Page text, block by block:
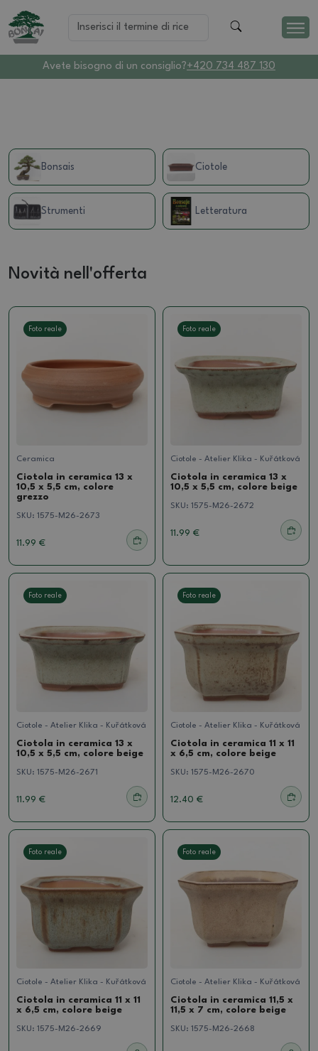
Avete bisogno di un consiglio?+420 734 487 130
Bonsais Ciotole
Strumenti Letteratura
Novità nell'offerta
Foto reale
Ceramica
Ciotola in ceramica 13 x
10,5 x 5,5 cm, colore
grezzo
SKU: 1575-M26-2673
11.99 €
Foto reale
Ciotole - Atelier Klika - Kuřátková
Ciotola in ceramica 13 x
10,5 x 5,5 cm, colore beige
SKU: 1575-M26-2672
11.99 €
Foto reale
Ciotole - Atelier Klika - Kuřátková
Ciotola in ceramica 13 x
10,5 x 5,5 cm, colore beige
SKU: 1575-M26-2671
11.99 €
Foto reale
Ciotole - Atelier Klika - Kuřátková
Ciotola in ceramica 11 x 11
x 6,5 cm, colore beige
SKU: 1575-M26-2670
12.40 €
Foto reale
Ciotole - Atelier Klika - Kuřátková
Ciotola in ceramica 11 x 11
x 6,5 cm, colore beige
SKU: 1575-M26-2669
Foto reale
Ciotole - Atelier Klika - Kuřátková
Ciotola in ceramica 11,5 x
11,5 x 7 cm, colore beige
SKU: 1575-M26-2668